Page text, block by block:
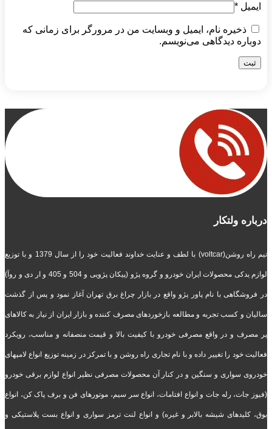
ایمیل *
ذخیره نام، ایمیل و وبسایت من در مرورگر برای زمانی که
دوباره دیدگاهی می‌نویسم.
درباره ولتکار
تیم راه روشن(voltcar) با لطف و عنایت خداوند فعالیت خود را از سال 1379 و با توزیع
لوازم یدکی محصولات ایران خودرو و گروه پژو (پیکان پژویی و 504 و 405 و ار دی و روآ)
در فروشگاهی با نام پاور پژو واقع در بازار چراغ برق تهران آغاز نمود و پس از گذشت
سالیان و کسب تجربه و مطالعه بازخوردهای مصرف کننده و بازار ایران از نیاز به کالاهای
پر مصرف و در واقع مصرفی خودرو با کیفیت بالا و قیمت منصفانه و مناسب، رویکرد
فعالیت خود را تغییر داده و با نام تجاری راه روشن و با تمرکز در زمینه توزیع انواع لامپهای
خودروی سواری و سنگین و در کنار آن محصولات مصرفی نظیر انواع لوازم برقی خودرو
(فیوز جات، رله جات و انواع افتامات، انواع سر سیم، موتورهای فن و برف پاک کن، انواع
بوق، کلیدهای شیشه بالابر و غیره) و انواع لنت ترمز سواری و انواع بست پلاستیکی و